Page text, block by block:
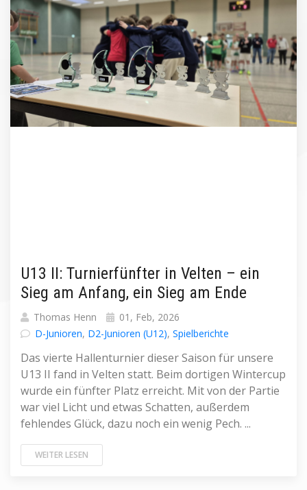
U13 II: Turnierfünfter in Velten – ein
Sieg am Anfang, ein Sieg am Ende
Thomas Henn
01, Feb, 2026
D-Junioren, D2-Junioren (U12), Spielberichte
Das vierte Hallenturnier dieser Saison für unsere
U13 II fand in Velten statt. Beim dortigen Wintercup
wurde ein fünfter Platz erreicht. Mit von der Partie
war viel Licht und etwas Schatten, außerdem
fehlendes Glück, dazu noch ein wenig Pech. ...
WEITER LESEN